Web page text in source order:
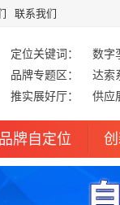
联系我们
定位关键词：
数字
品牌专题区：
达索
推实展好厅：
供应
品牌自定位